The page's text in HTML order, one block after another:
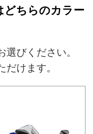
どちらのカラー
びください。
けます。